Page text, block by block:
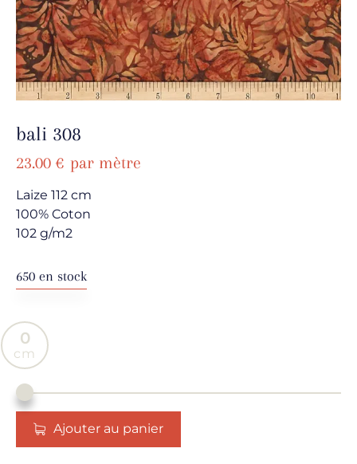
bali 308
23.00€ par mètre
Laize 112 cm
100% Coton
102 g/m2
650 en stock
0
Ajouter au panier